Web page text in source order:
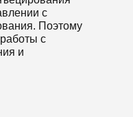
с
Поэтому
с
и